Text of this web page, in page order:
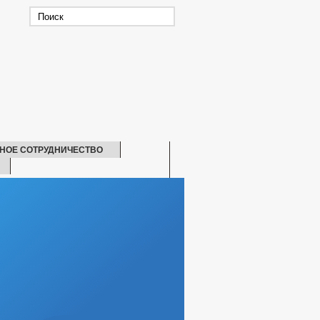
СОТРУДНИЧЕСТВО